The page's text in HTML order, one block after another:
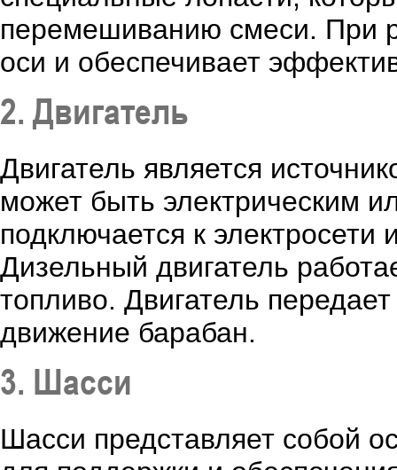
перемешиванию смеси. При
оси и обеспечивает
2. Двигатель
Двигатель является
может быть электрическим
подключается к электросети
Дизельный двигатель
топливо. Двигатель
движение барабан.
3. Шасси
Шасси представляет собой